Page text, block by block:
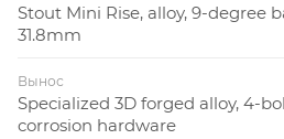
Stout Mini Rise, alloy, 9-degree
31.8mm
Вынос
Specialized 3D forged alloy, 4-
corrosion hardware